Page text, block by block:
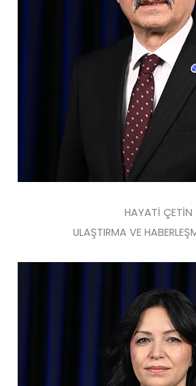
HAYATİ ÇETİN
ULAŞTIRMA VE